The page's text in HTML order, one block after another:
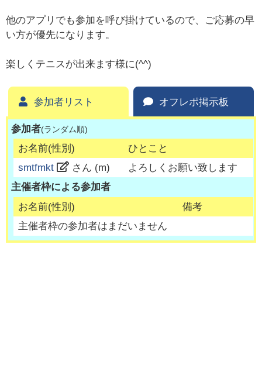
他のアプリでも参加を呼び掛けているので、ご応募の早
い方が優先になります。
楽しくテニスが出来ます様に(^^)
参加者リスト オフレポ掲示板
参加者(ランダム順)
お名前(性別)
ひとこと
smtfmkt
さん (m)
よろしくお願い致します
主催者枠による参加者
お名前(性別)
備考
主催者枠の参加者はまだいません